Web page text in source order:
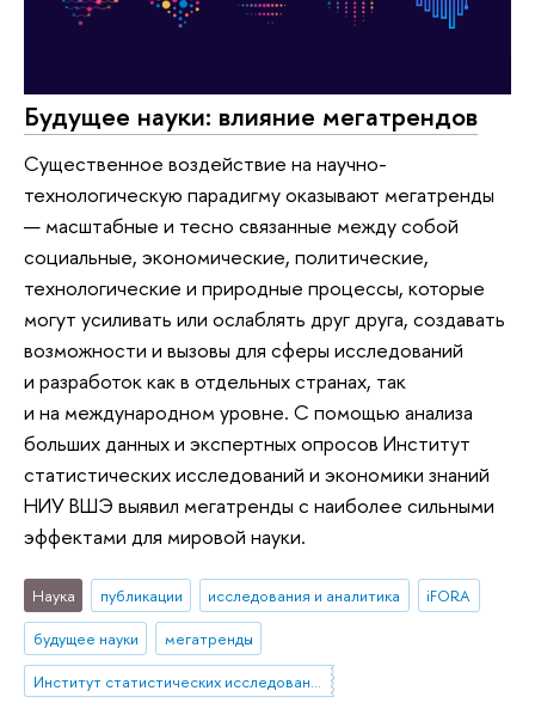
Будущее науки: влияние мегатрендов
Существенное воздействие на научно-
технологическую парадигму оказывают мегатренды
— масштабные и тесно связанные между собой
социальные, экономические, политические,
технологические и природные процессы, которые
могут усиливать или ослаблять друг друга, создавать
возможности и вызовы для сферы исследований
и разработок как в отдельных странах, так
и на международном уровне. С помощью анализа
больших данных и экспертных опросов Институт
статистических исследований и экономики знаний
НИУ ВШЭ выявил мегатренды с наиболее сильными
эффектами для мировой науки.
Наука публикации исследования и аналитика
iFORA
будущее науки
мегатренды